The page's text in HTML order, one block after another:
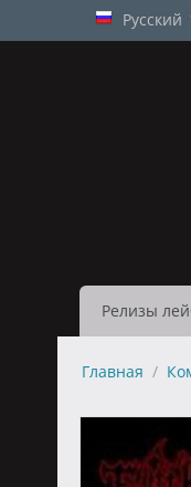
Русский
Релизы
Главная /